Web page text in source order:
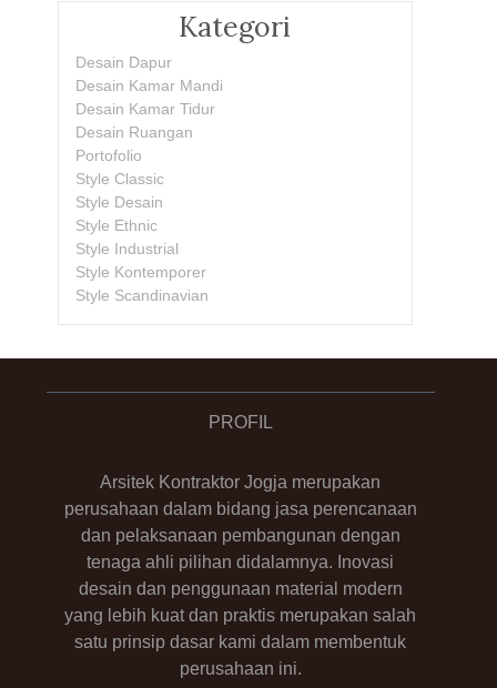
Kategori
Desain Dapur
Desain Kamar Mandi
Desain Kamar Tidur
Desain Ruangan
Portofolio
Style Classic
Style Desain
Style Ethnic
Style Industrial
Style Kontemporer
Style Scandinavian
PROFIL
Arsitek Kontraktor Jogja merupakan
perusahaan dalam bidang jasa perencanaan
dan pelaksanaan pembangunan dengan
tenaga ahli pilihan didalamnya. Inovasi
desain dan penggunaan material modern
yang lebih kuat dan praktis merupakan salah
satu prinsip dasar kami dalam membentuk
perusahaan ini.